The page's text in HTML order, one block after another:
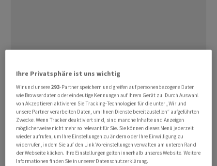
Trotz guter Abschussquoten der Flugabwehr gegen
russische Drohnen und Marschflugkörper sowie
Raketen gebe es klare Mängel. «Wenn die
entsprechenden Abwehrmittel vorhanden sind, erzielen
unsere Soldaten wirklich hohe Abschussquoten, und
genau damit lässt sich das Problem bei den
ballistischen Raketen erklären: Es gibt nicht genügend
Abwehrmittel», sagte Selenskyj. Er beklagte einmal
Ihre Privatsphäre ist uns wichtig
Wir und unsere 293-Partner speichern und greifen auf personenbezogene Daten
wie Browserdaten oder eindeutige Kennungen auf Ihrem Gerät zu. Durch Auswahl
von Akzeptieren aktivieren Sie Tracking-Technologien für die unter „Wir und
unsere Partner verarbeiten Daten, um Ihnen Dienste bereitzustellen“ aufgeführten
Zwecke. Wenn Tracker deaktiviert sind, sind manche Inhalte und Anzeigen
möglicherweise nicht mehr so relevant für Sie. Sie können dieses Menü jederzeit
wieder aufrufen, um Ihre Einstellungen zu ändern oder Ihre Einwilligung zu
widerrufen, indem Sie auf den Link Voreinstellungen verwalten am unteren Rand
der Webseite klicken. Ihre Einstellungen gelten innerhalb unseres Website. Weitere
Informationen finden Sie in unserer Datenschutzerklärung.